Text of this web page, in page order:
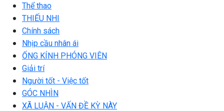
Thể thao
THIẾU NHI
Chính sách
Nhịp cầu nhân ái
ỐNG KÍNH PHÓNG VIÊN
Giải trí
Người tốt - Việc tốt
GÓC NHÌN
XÃ LUẬN - VẤN ĐỀ KỲ NÀY